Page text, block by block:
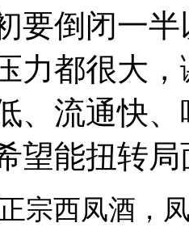
要倒闭一半
力都很大
、流通快
望能扭转
宗西凤酒